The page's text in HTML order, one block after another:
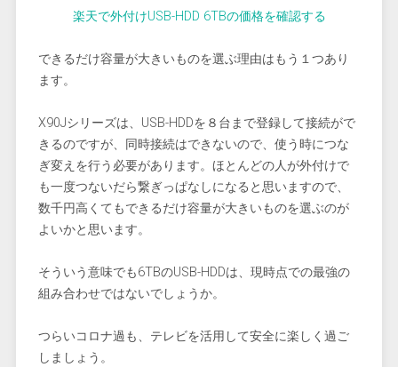
楽天で外付けUSB-HDD 6TBの価格を確認する
できるだけ容量が大きいものを選ぶ理由はもう１つあり
ます。
X90Jシリーズは、USB-HDDを８台まで登録して接続がで
きるのですが、同時接続はできないので、使う時につな
ぎ変えを行う必要があります。ほとんどの人が外付けで
も一度つないだら繋ぎっぱなしになると思いますので、
数千円高くてもできるだけ容量が大きいものを選ぶのが
よいかと思います。
そういう意味でも6TBのUSB-HDDは、現時点での最強の
組み合わせではないでしょうか。
つらいコロナ過も、テレビを活用して安全に楽しく過ご
しましょう。